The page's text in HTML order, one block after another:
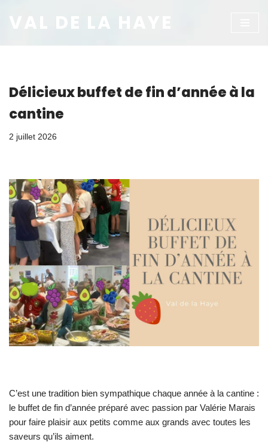
VAL DE LA HAYE
Délicieux buffet de fin d’année à la
cantine
2 juillet 2026
C’est une tradition bien sympathique chaque année à la cantine :
le buffet de fin d’année préparé avec passion par Valérie Marais
pour faire plaisir aux petits comme aux grands avec toutes les
saveurs qu’ils aiment.